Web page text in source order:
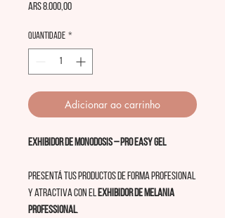
ARS 8.000,00Preço
Quantidade *
Adicionar ao carrinho
Exhibidor de Monodosis – Pro EASY GEL
Presentá tus productos de forma profesional
y atractiva con elexhibidor de Melania
Professional.